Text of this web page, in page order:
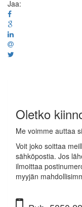
Jaa:
Oletko
Me voimme auttaa
Voit joko soittaa
sähköpostia. Jos
ilmoittaa
myyjän